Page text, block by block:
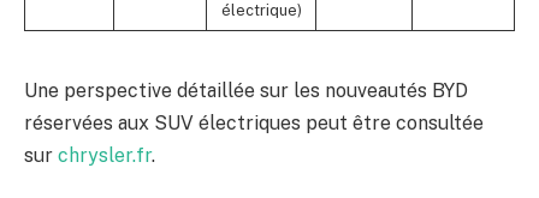
électrique)
Une perspective détaillée sur les nouveautés BYD
réservées aux SUV électriques peut être consultée
sur chrysler.fr.